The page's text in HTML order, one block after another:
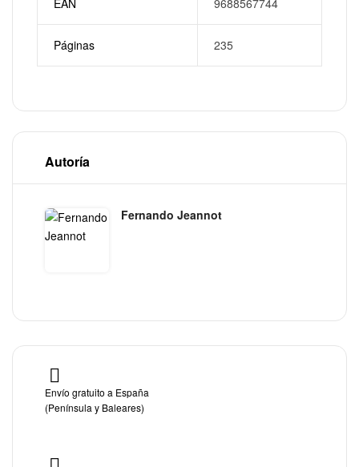
EAN 9688567744
Páginas 235
Autoría
Fernando Jeannot
Envío gratuito a España
(Península y Baleares)